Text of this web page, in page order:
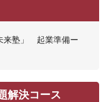
来塾」 起業準備ー
解決コース